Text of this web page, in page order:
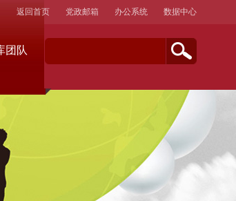
团队
返回首页 党政邮箱 办公系统 数据中心